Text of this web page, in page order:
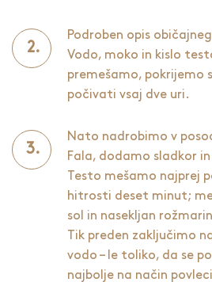
Podroben opis
Vodo, moko in kislo
premešamo, pokrijemo
počivati vsaj dve uri.
Nato nadrobimo v
Fala, dodamo sladkor
Testo mešamo najprej
hitrosti deset minut;
sol in nasekljan
Tik preden zaključimo
vodo – le toliko, da se
najbolje na način